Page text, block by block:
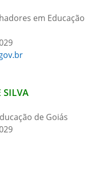
em Educação
SILVA
de Goiás